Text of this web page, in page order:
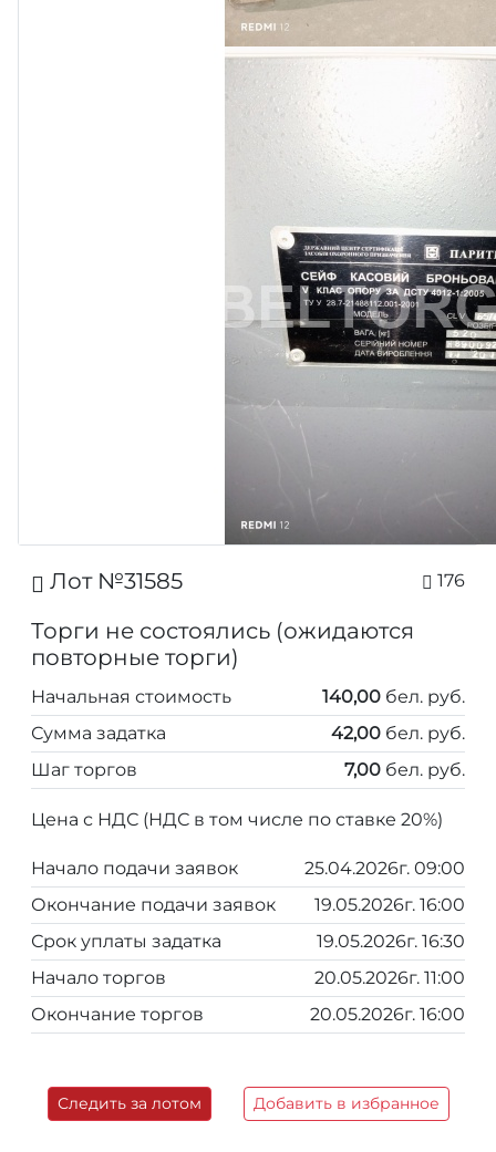
Лот №31585 176
Торги не состоялись (ожидаются
повторные торги)
Начальная стоимость 140,00 бел. руб.
Сумма задатка
42,00 бел. руб.
Шаг торгов
7,00 бел. руб.
Цена с НДС (НДС в том числе по ставке 20%)
Начало подачи заявок
25.04.2026г. 09:00
Окончание подачи заявок
19.05.2026г. 16:00
Срок уплаты задатка
19.05.2026г. 16:30
Начало торгов
20.05.2026г. 11:00
Окончание торгов
20.05.2026г. 16:00
Следить за лотом Добавить в избранное